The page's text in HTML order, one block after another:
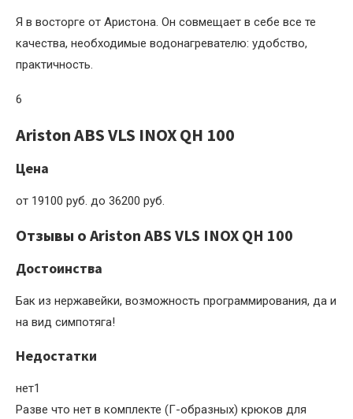
Я в восторге от Аристона. Он совмещает в себе все те
качества, необходимые водонагревателю: удобство,
практичность.
6
Ariston ABS VLS INOX QH 100
Цена
от 19100 руб. до 36200 руб.
Отзывы о Ariston ABS VLS INOX QH 100
Достоинства
Бак из нержавейки, возможность программирования, да и
на вид симпотяга!
Недостатки
нет1
Разве что нет в комплекте (Г-образных) крюков для